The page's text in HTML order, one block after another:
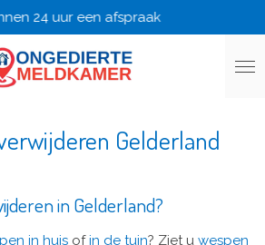
24 uur een afspraak
Gelderland
in Gelderland?
in huisofin de tuin? Ziet u wespen